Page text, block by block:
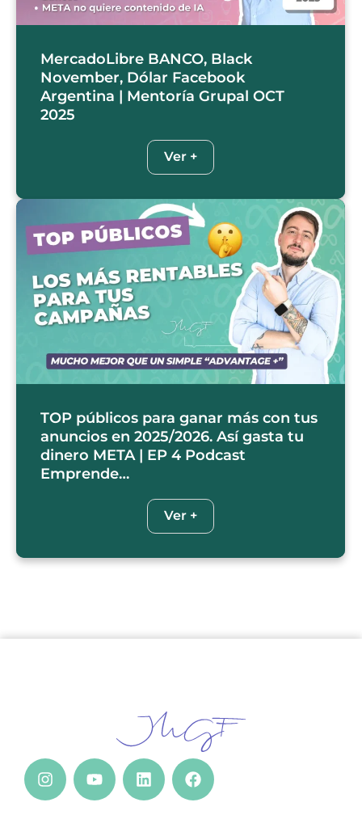
MercadoLibre BANCO, Black
November, Dólar Facebook
Argentina | Mentoría Grupal OCT
2025
Ver +
TOP públicos para ganar más con tus
anuncios en 2025/2026. Así gasta tu
dinero META | EP 4 Podcast
Emprende…
Ver +